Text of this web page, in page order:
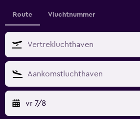
Route Vluchtnummer
vr 7/8